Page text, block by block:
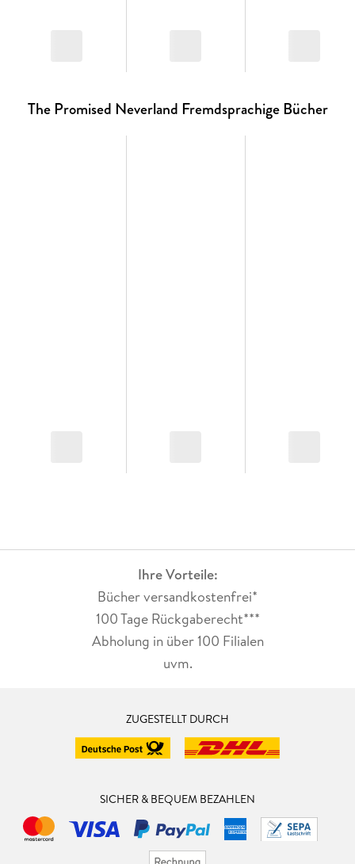
The Promised Neverland Fremdsprachige Bücher
Ihre Vorteile:
Bücher versandkostenfrei*
100 Tage Rückgaberecht***
Abholung in über 100 Filialen
uvm.
ZUGESTELLT DURCH
SICHER & BEQUEM BEZAHLEN